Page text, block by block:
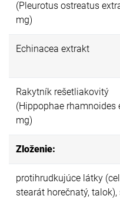
(Pleurotus ostreatus
mg)
Echinacea extrakt
Rakytník rešetliakovitý
(Hippophae rhamnoides
mg)
Zloženie:
protihrudkujúce látky
stearát horečnatý,